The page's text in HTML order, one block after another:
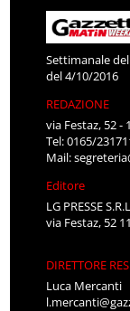
Settimanale
del 4/10/2016
REDAZIONE
via Festaz, 52 -
Tel: 0165/
Mail:
Editore
LG PRESSE
via Festaz, 52
DIRETTORE
Luca Mercanti